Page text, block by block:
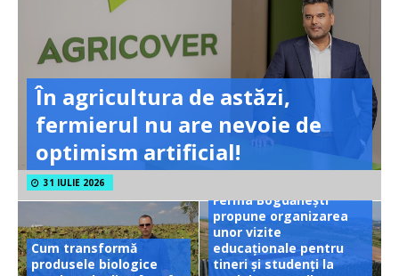
În agricultura de astăzi,
fermierul nu are nevoie de
optimism artificial!
31 IULIE 2026
Cum transformă
produsele biologice
Ferma Bogdănești
propune organizarea
unor vizite
educaționale pentru
tineri și studenți la